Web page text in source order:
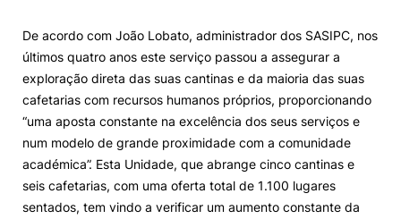
De acordo com João Lobato, administrador dos SASIPC, nos
últimos quatro anos este serviço passou a assegurar a
exploração direta das suas cantinas e da maioria das suas
cafetarias com recursos humanos próprios, proporcionando
“uma aposta constante na excelência dos seus serviços e
num modelo de grande proximidade com a comunidade
académica”. Esta Unidade, que abrange cinco cantinas e
seis cafetarias, com uma oferta total de 1.100 lugares
sentados, tem vindo a verificar um aumento constante da